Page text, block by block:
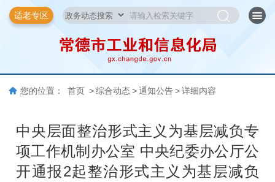
适老专区
您的位置： 首页 > 综合动态 > 通知公告 > 详细内容
中央层面整治形式主义为基层减负专
项工作机制办公室 中央纪委办公厅公
开通报2起整治形式主义为基层减负